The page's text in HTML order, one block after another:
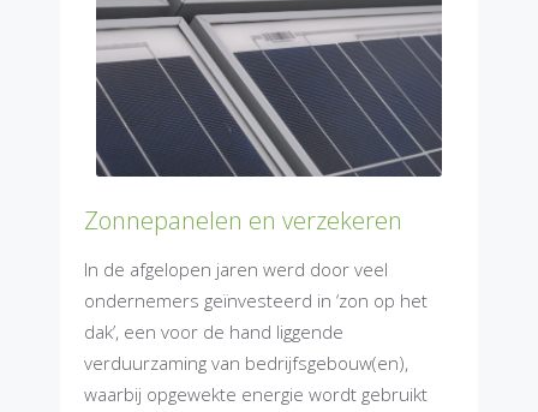
Zonnepanelen en verzekeren
In de afgelopen jaren werd door veel
ondernemers geïnvesteerd in ‘zon op het
dak’, een voor de hand liggende
verduurzaming van bedrijfsgebouw(en),
waarbij opgewekte energie wordt gebruikt